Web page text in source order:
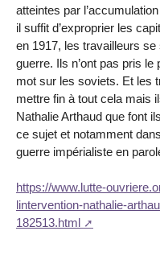
atteintes par
il suffit d’exproprier les
en 1917, les travailleurs
guerre. Ils n’ont pas pris
mot sur les soviets. Et les
mettre fin à tout cela mais
Nathalie Arthaud que font
ce sujet et notamment
guerre impérialiste en
https://www.lutte-
lintervention-nathalie-
182513.html